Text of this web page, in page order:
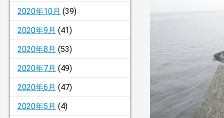
2020年10月 (39)
2020年9月 (41)
2020年8月 (53)
2020年7月 (49)
2020年6月 (47)
2020年5月 (4)